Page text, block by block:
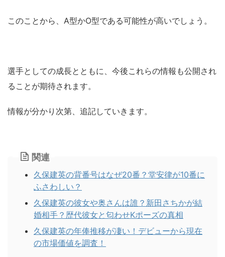
このことから、A型かO型である可能性が高いでしょう。
選手としての成長とともに、今後これらの情報も公開され
ることが期待されます。
情報が分かり次第、追記していきます。
関連
久保建英の背番号はなぜ20番？堂安律が10番に
ふさわしい？
久保建英の彼女や奥さんは誰？新田さちかが結
婚相手？歴代彼女と匂わせKポーズの真相
久保建英の年俸推移が凄い！デビューから現在
の市場価値を調査！